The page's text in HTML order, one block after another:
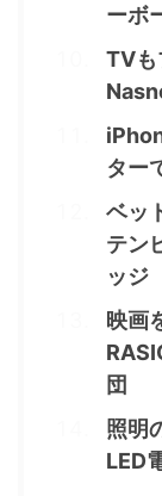
ーボ
TVも
ター
ベッ
テン
ッジ
映画
団
照明
LED